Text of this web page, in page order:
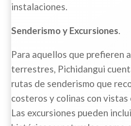
instalaciones.
Senderismo y Excursiones
Para aquellos que prefieren
terrestres, Pichidangui
rutas de senderismo que
costeros y colinas con vistas
Las excursiones pueden